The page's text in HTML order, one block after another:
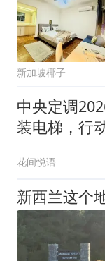
新加坡椰子
中央定调
装电梯，行
花间悦语